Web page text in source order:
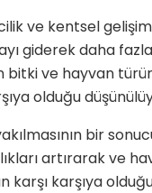
ve kentsel
giderek daha
bitki ve hayvan
olduğu
bir
artırarak ve
karşı karşıya